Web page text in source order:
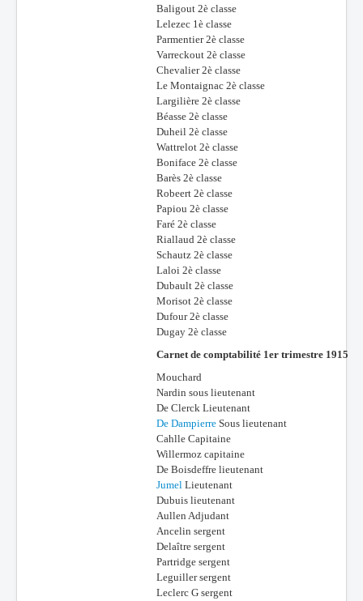
Baligout 2è classe
Lelezec 1è classe
Parmentier 2è classe
Varreckout 2è classe
Chevalier 2è classe
Le Montaignac 2è classe
Largilière 2è classe
Béasse 2è classe
Duheil 2è classe
Wattrelot 2è classe
Boniface 2è classe
Barès 2è classe
Robeert 2è classe
Papiou 2è classe
Faré 2è classe
Riallaud 2è classe
Schautz 2è classe
Laloi 2è classe
Dubault 2è classe
Morisot 2è classe
Dufour 2è classe
Dugay 2è classe
Carnet de comptabilité 1er trimestre 1915
Mouchard
Nardin sous lieutenant
De Clerck Lieutenant
De Dampierre Sous lieutenant
Cahlle Capitaine
Willermoz capitaine
De Boisdeffre lieutenant
Jumel Lieutenant
Dubuis lieutenant
Aullen Adjudant
Ancelin sergent
Delaître sergent
Partridge sergent
Leguiller sergent
Leclerc G sergent